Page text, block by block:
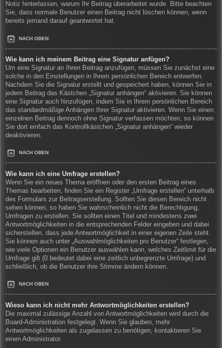
Notiz hinterlassen, warum Ihr Beitrag überarbeitet wurde. Bitte beachten
Sie, dass normale Benutzer einen Beitrag nicht löschen können, wenn
bereits jemand darauf geantwortet hat.
NACH OBEN
Wie kann ich meinem Beitrag eine Signatur anfügen?
Um eine Signatur an Ihren Beitrag anzufügen, müssen Sie zunächst eine
solche in den Einstellungen in Ihrem persönlichen Bereich entwerfen.
Nachdem Sie die Signatur erstellt und gespeichert haben, können Sie in
jedem Beitrag das Kästchen „Signatur anhängen“ aktivieren. Sie können
eine Signatur auch hinzufügen, indem Sie in Ihrem persönlichen Bereich
das standardmäßige Anhängen Ihrer Signatur aktivieren. Wenn Sie einen
einzelnen Beitrag dennoch ohne Signatur verfassen möchten, so können
Sie dort einfach das Kontrollkästchen „Signatur anhängen“ wieder
deaktivieren.
NACH OBEN
Wie kann ich eine Umfrage erstellen?
Wenn Sie ein neues Thema eröffnen oder den ersten Beitrag eines
Themas bearbeiten, finden Sie ein Register „Umfrage erstellen“ unterhalb
des Formulars zur Beitragserstellung. Sollten Sie diesen Bereich nicht
sehen können, so haben Sie wahrscheinlich nicht die Berechtigung,
Umfragen zu erstellen. Sie sollten einen Titel und mindestens zwei
Antwortmöglichkeiten in die entsprechenden Felder eingeben und dabei
sicherstellen, dass jede Antwortmöglichkeit in einer eigenen Zeile steht.
Sie können auch unter „Auswahlmöglichkeiten pro Benutzer“ festlegen,
wie viele Optionen ein Benutzer auswählen kann, welches Zeitlimit für die
Umfrage gilt (0 bedeutet dabei eine zeitlich unbegrenzte Umfrage) und
schließlich, ob die Benutzer ihre Stimme ändern können.
NACH OBEN
Wieso kann ich nicht mehr Antwortmöglichkeiten erstellen?
Die maximal zulässige Anzahl von Antwortmöglichkeiten wird durch die
Board-Administration festgelegt. Wenn Sie glauben, mehr
Antwortmöglichkeiten als zugelassen zu benötigen, kontaktieren Sie
einen Administrator.